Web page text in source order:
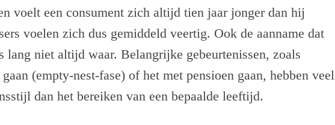
voelt een consument zich altijd tien jaar jonger dan hij
voelen zich dus gemiddeld veertig. Ook de aanname dat
lang niet altijd waar. Belangrijke gebeurtenissen, zoals
(empty-nest-fase) of het met pensioen gaan, hebben veel
dan het bereiken van een bepaalde leeftijd.